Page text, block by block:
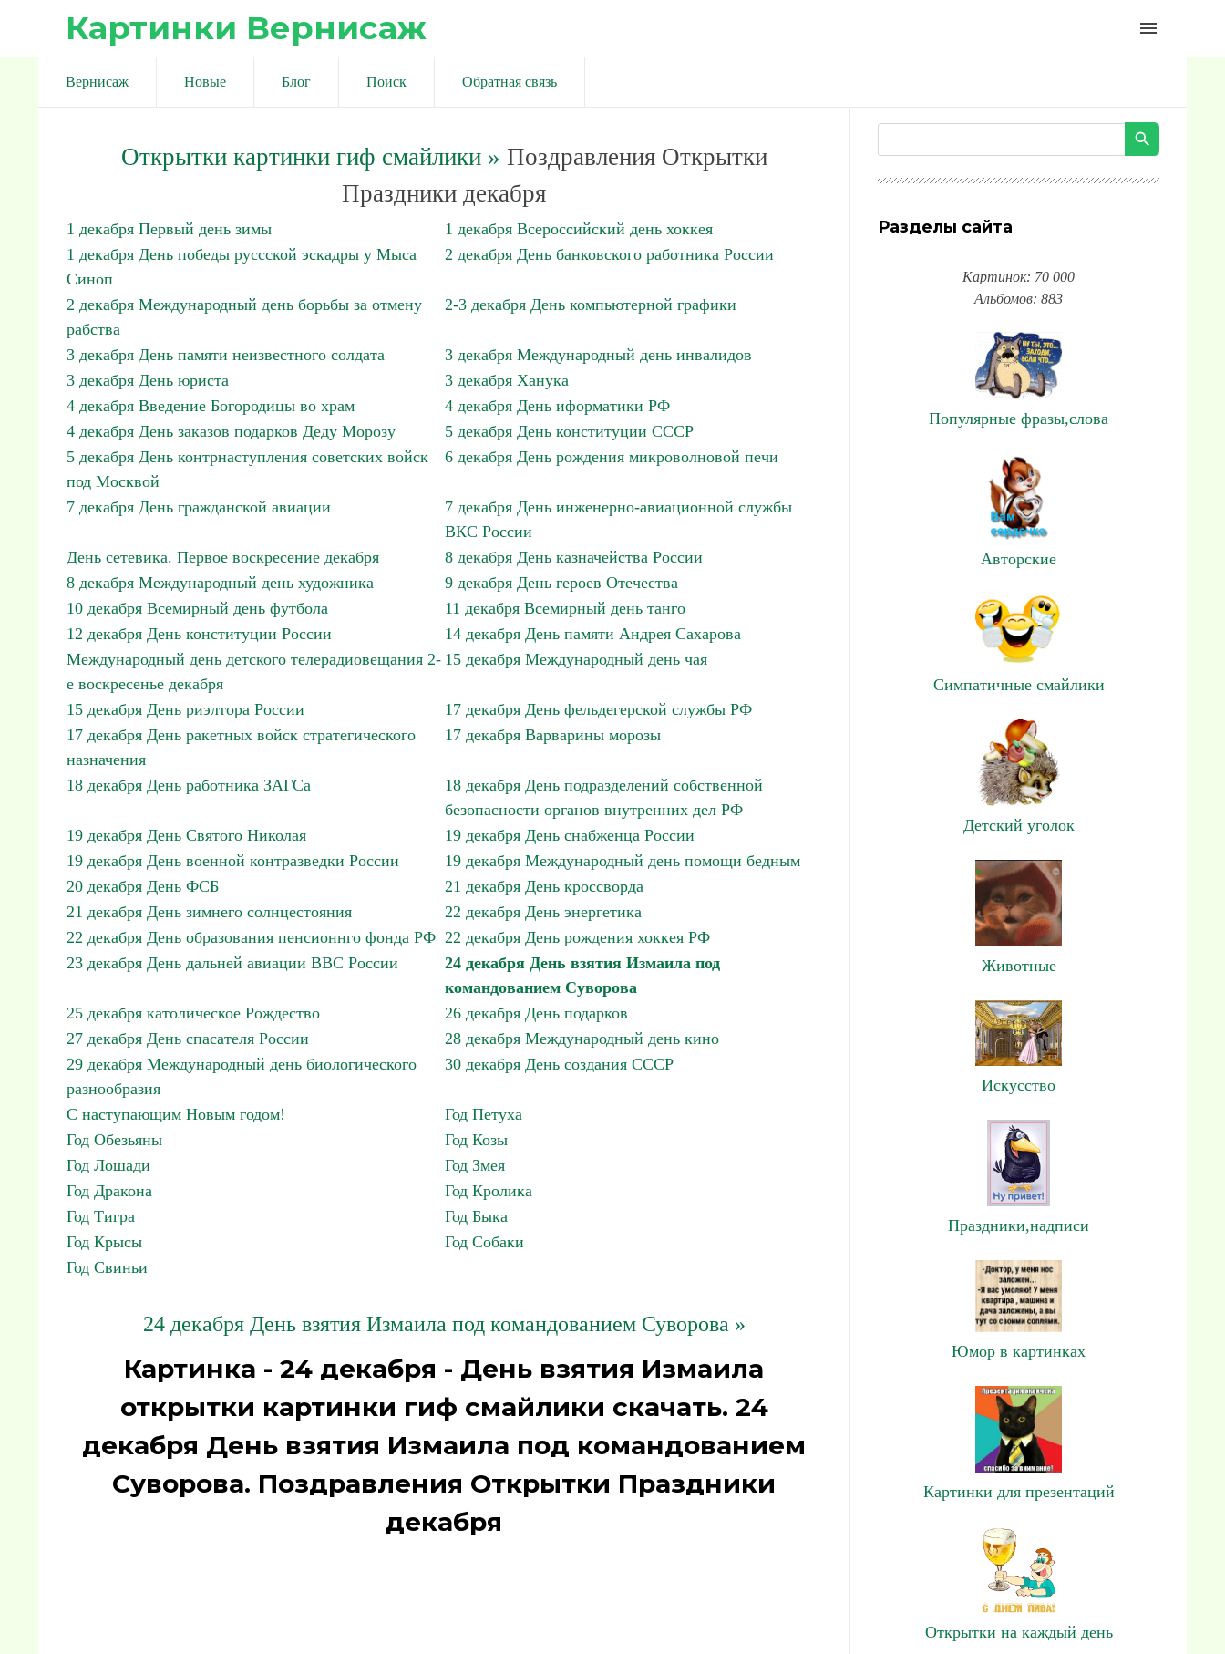
Картинки Вернисаж menu
Вернисаж Новые Блог Поиск Обратная связь
Открытки картинки гиф смайлики» Поздравления Открытки
Праздники декабря
1 декабря Первый день зимы
1 декабря Всероссийский день хоккея
1 декабря День победы руссской эскадры у Мыса
Синоп
2 декабря День банковского работника России
2 декабря Международный день борьбы за отмену
рабства
2-3 декабря День компьютерной графики
3 декабря День памяти неизвестного солдата
3 декабря Международный день инвалидов
3 декабря День юриста
3 декабря Ханука
4 декабря Введение Богородицы во храм
4 декабря День иформатики РФ
4 декабря День заказов подарков Деду Морозу
5 декабря День конституции СССР
5 декабря День контрнаступления советских войск
под Москвой
6 декабря День рождения микроволновой печи
7 декабря День гражданской авиации
7 декабря День инженерно-авиационной службы
ВКС России
День сетевика. Первое воскресение декабря
8 декабря День казначейства России
8 декабря Международный день художника
9 декабря День героев Отечества
10 декабря Всемирный день футбола
11 декабря Всемирный день танго
12 декабря День конституции России
14 декабря День памяти Андрея Сахарова
Международный день детского телерадиовещания 2-
е воскресенье декабря
15 декабря Международный день чая
15 декабря День риэлтора России
17 декабря День фельдегерской службы РФ
17 декабря День ракетных войск стратегического
назначения
17 декабря Варварины морозы
18 декабря День работника ЗАГСа
18 декабря День подразделений собственной
безопасности органов внутренних дел РФ
19 декабря День Святого Николая
19 декабря День снабженца России
19 декабря День военной контразведки России
19 декабря Международный день помощи бедным
20 декабря День ФСБ
21 декабря День кроссворда
21 декабря День зимнего солнцестояния
22 декабря День энергетика
22 декабря День образования пенсионнго фонда РФ 22 декабря День рождения хоккея РФ
23 декабря День дальней авиации ВВС России
24 декабря День взятия Измаила под
командованием Суворова
25 декабря католическое Рождество
26 декабря День подарков
27 декабря День спасателя России
28 декабря Международный день кино
29 декабря Международный день биологического
разнообразия
30 декабря День создания СССР
С наступающим Новым годом!
Год Петуха
Год Обезьяны
Год Козы
Год Лошади
Год Змея
Год Дракона
Год Кролика
Год Тигра
Год Быка
Год Крысы
Год Собаки
Год Свиньи
24 декабря День взятия Измаила под командованием Суворова »
Картинка - 24 декабря - День взятия Измаила
открытки картинки гиф смайлики скачать. 24
декабря День взятия Измаила под командованием
Суворова. Поздравления Открытки Праздники
декабря
Разделы сайта
Картинок: 70 000
Альбомов: 883
Популярные фразы,слова
Авторские
Симпатичные смайлики
Детский уголок
Животные
Искусство
Праздники,надписи
Юмор в картинках
Картинки для презентаций
Открытки на каждый день